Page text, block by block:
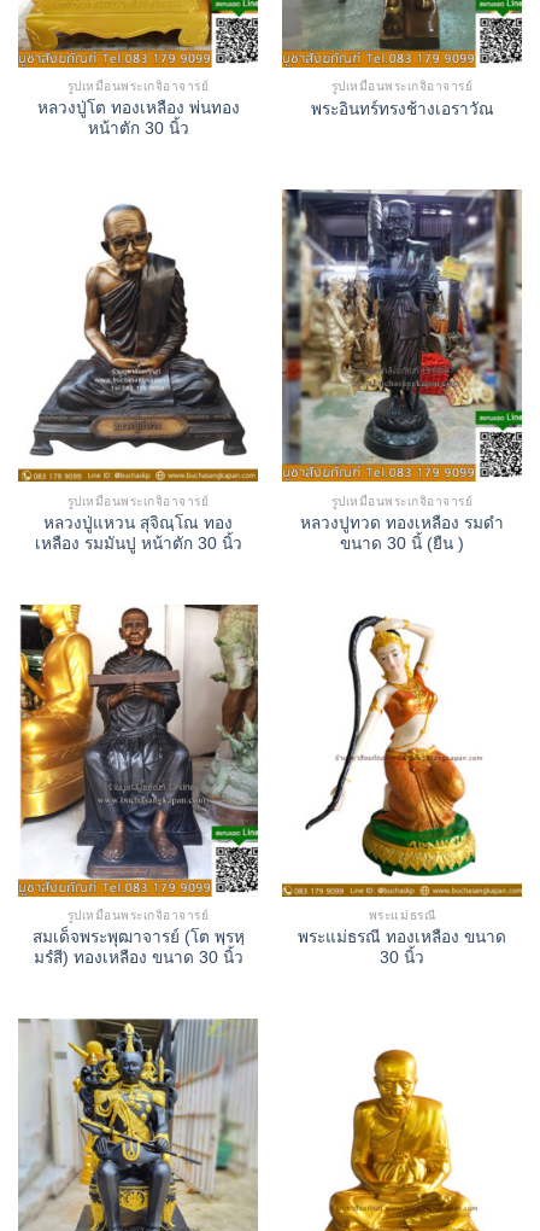
รูปเหมือนพระเกจิอาจารย์
หลวงปู่โต ทองเหลือง พ่นทอง
หน้าตัก 30 นิ้ว
รูปเหมือนพระเกจิอาจารย์
พระอินทร์ทรงช้างเอราวัณ
รูปเหมือนพระเกจิอาจารย์
หลวงปู่แหวน สุจิณฺโณ ทอง
เหลือง รมมันปู หน้าตัก 30 นิ้ว
รูปเหมือนพระเกจิอาจารย์
หลวงปูทวด ทองเหลือง รมดำ
ขนาด 30 นิ้ (ยืน )
รูปเหมือนพระเกจิอาจารย์
สมเด็จพระพุฒาจารย์ (โต พฺรหฺ
มรํสี) ทองเหลือง ขนาด 30 นิ้ว
พระแม่ธรณี
พระแม่ธรณี ทองเหลือง ขนาด
30 นิ้ว